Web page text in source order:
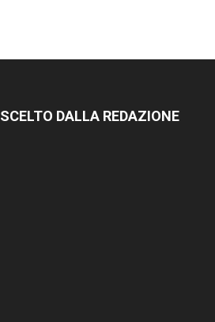
SCELTO DALLA REDAZIONE